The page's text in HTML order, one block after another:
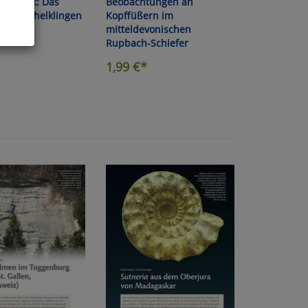
Schelklingen
Kopffüßern im
mitteldevonischen
Rupbach-Schiefer
1,99€*